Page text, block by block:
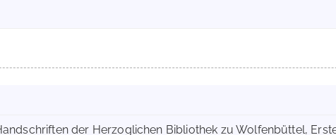
der Herzoglichen Bibliothek zu Wolfenbüttel,